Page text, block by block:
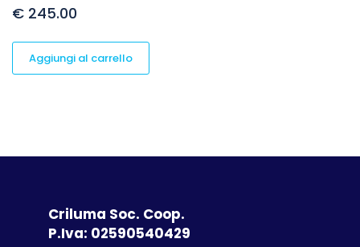
€ 245.00
Aggiungi al carrello
Criluma Soc. Coop.
P.Iva: 02590540429